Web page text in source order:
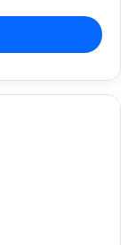
ingredientes
sua casa